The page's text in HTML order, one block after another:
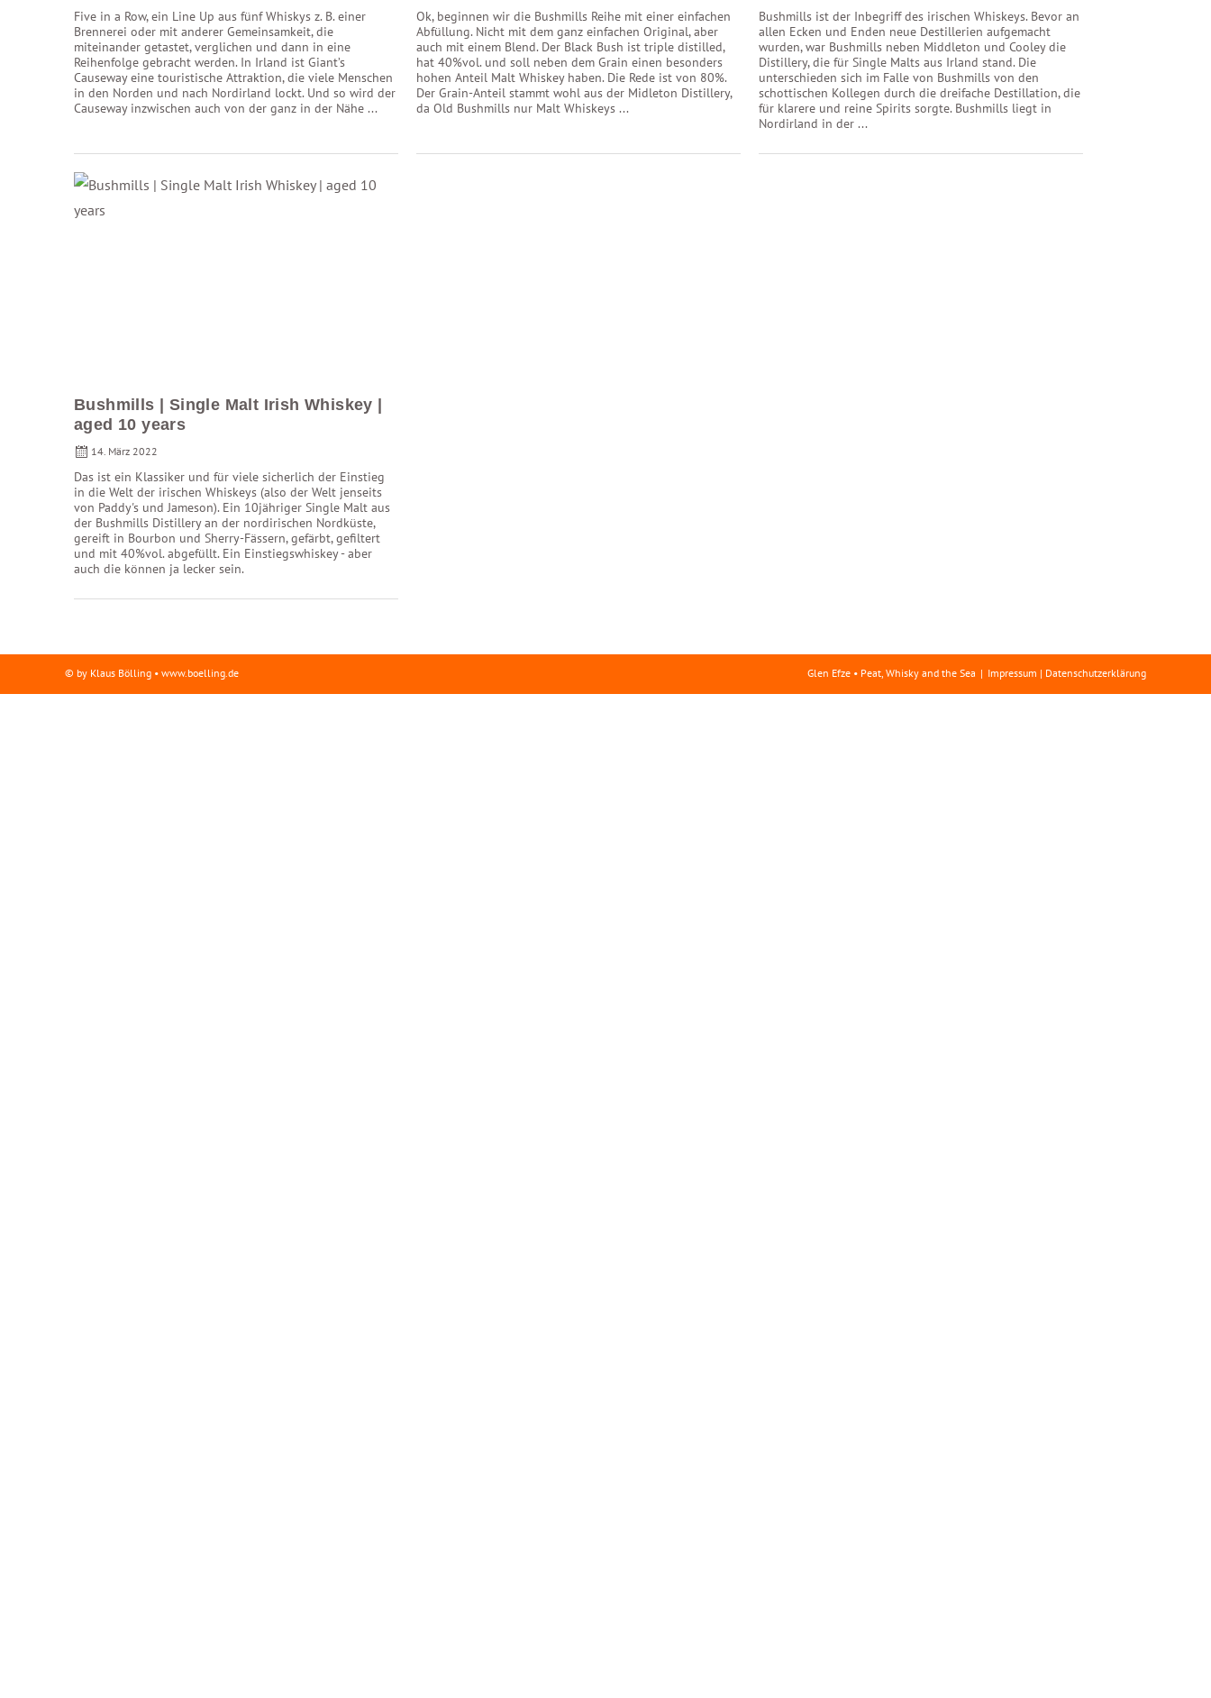
Five in a Row, ein Line Up aus fünf Whiskys z. B. einer
Brennerei oder mit anderer Gemeinsamkeit, die
miteinander getastet, verglichen und dann in eine
Reihenfolge gebracht werden. In Irland ist Giant’s
Causeway eine touristische Attraktion, die viele Menschen
in den Norden und nach Nordirland lockt. Und so wird der
Causeway inzwischen auch von der ganz in der Nähe ...
Ok, beginnen wir die Bushmills Reihe mit einer einfachen
Abfüllung. Nicht mit dem ganz einfachen Original, aber
auch mit einem Blend. Der Black Bush ist triple distilled,
hat 40%vol. und soll neben dem Grain einen besonders
hohen Anteil Malt Whiskey haben. Die Rede ist von 80%.
Der Grain-Anteil stammt wohl aus der Midleton Distillery,
da Old Bushmills nur Malt Whiskeys ...
Bushmills ist der Inbegriff des irischen Whiskeys. Bevor an
allen Ecken und Enden neue Destillerien aufgemacht
wurden, war Bushmills neben Middleton und Cooley die
Distillery, die für Single Malts aus Irland stand. Die
unterschieden sich im Falle von Bushmills von den
schottischen Kollegen durch die dreifache Destillation, die
für klarere und reine Spirits sorgte. Bushmills liegt in
Nordirland in der ...
Bushmills | Single Malt Irish Whiskey |
aged 10 years
14. März 2022
Das ist ein Klassiker und für viele sicherlich der Einstieg
in die Welt der irischen Whiskeys (also der Welt jenseits
von Paddy's und Jameson). Ein 10jähriger Single Malt aus
der Bushmills Distillery an der nordirischen Nordküste,
gereift in Bourbon und Sherry-Fässern, gefärbt, gefiltert
und mit 40%vol. abgefüllt. Ein Einstiegswhiskey - aber
auch die können ja lecker sein.
Glen Efze • Peat, Whisky and the Sea Impressum | Datenschutzerklärung
© by Klaus Bölling • www.boelling.de